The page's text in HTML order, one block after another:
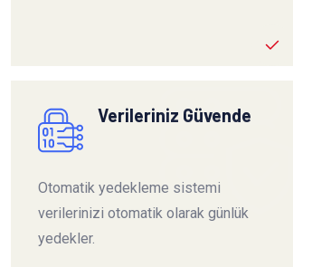
Verileriniz Güvende
Otomatik yedekleme sistemi
verilerinizi otomatik olarak günlük
yedekler.